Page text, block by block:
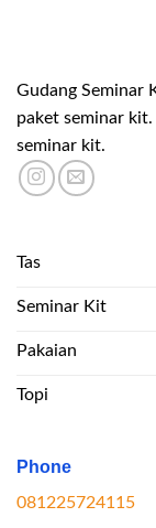
Gudang Seminar
paket seminar
seminar kit.
Tas
Seminar Kit
Pakaian
Topi
Phone
081225724115